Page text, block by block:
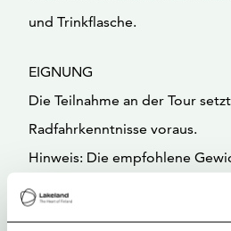
und Trinkflasche.
EIGNUNG
Die Teilnahme an der Tour
Radfahrkenntnisse voraus.
Hinweis: Die empfohlene
die Fahrräder liegt bei 120 kg.